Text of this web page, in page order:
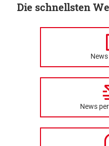
Die schnellsten
News